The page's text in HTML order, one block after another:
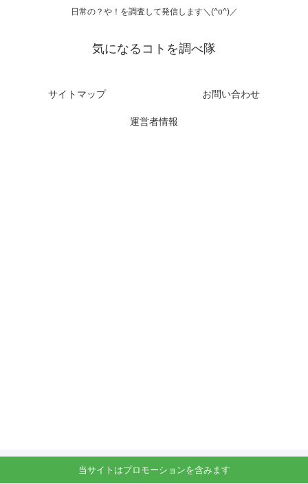
日常の？や！を調査して発信します＼(^o^)／
気になるコトを調べ隊
サイトマップ お問い合わせ
運営者情報
当サイトはプロモーションを含みます